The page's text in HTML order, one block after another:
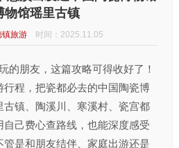
物馆瑶里古镇
镇旅游 时间：2025.11.05
的朋友，这篇攻略可得收好了！
程，把瓷都必去的中国陶瓷博
镇、陶溪川、寒溪村、瓷宫都
己费心查路线，也能深度感受
是和朋友结伴、家庭出游还是